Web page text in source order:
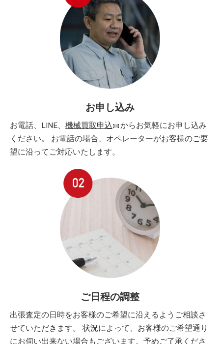
お申し込み
お電話、LINE、 機械買取申込
からお気軽にお申し込み
ください。 お電話の場合、オペレーターがお客様のご要
望に沿ってご対応いたします。
ご日程の調整
出張査定の日時をお客様のご希望に沿えるようご相談さ
せていただきます。 状況によって、お客様のご希望通り
にお伺い出来ない場合もございます。予めご了承くださ